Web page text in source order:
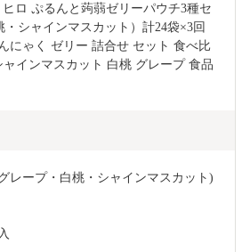
ヒロ ぷるんと蒟蒻ゼリーパウチ3種セ
・シャインマスカット）計24袋×3回
にゃく ゼリー 詰合せ セット 食べ比
インマスカット 白桃 グレープ 食品
レープ・白桃・シャインマスカット)